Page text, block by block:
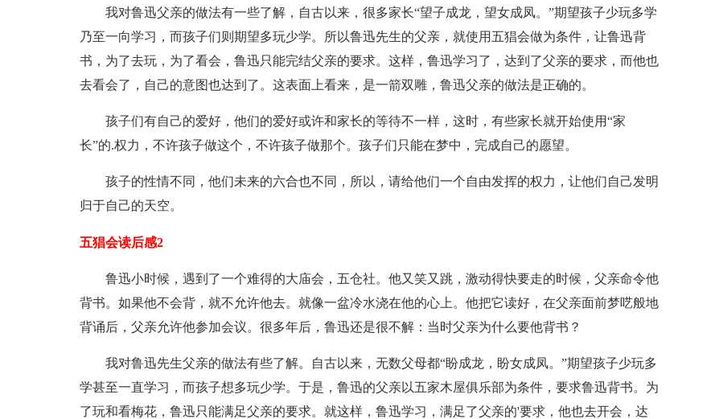
我对鲁迅父亲的做法有一些了解，自古以来，很多家长“望子成龙，望女成凤。”期望孩子少玩多学
乃至一向学习，而孩子们则期望多玩少学。所以鲁迅先生的父亲，就使用五猖会做为条件，让鲁迅背
书，为了去玩，为了看会，鲁迅只能完结父亲的要求。这样，鲁迅学习了，达到了父亲的要求，而他也
去看会了，自己的意图也达到了。这表面上看来，是一箭双雕，鲁迅父亲的做法是正确的。
孩子们有自己的爱好，他们的爱好或许和家长的等待不一样，这时，有些家长就开始使用“家
长”的.权力，不许孩子做这个，不许孩子做那个。孩子们只能在梦中，完成自己的愿望。
孩子的性情不同，他们未来的六合也不同，所以，请给他们一个自由发挥的权力，让他们自己发明
归于自己的天空。
五猖会读后感2
鲁迅小时候，遇到了一个难得的大庙会，五仓社。他又笑又跳，激动得快要走的时候，父亲命令他
背书。如果他不会背，就不允许他去。就像一盆冷水浇在他的心上。他把它读好，在父亲面前梦呓般地
背诵后，父亲允许他参加会议。很多年后，鲁迅还是很不解：当时父亲为什么要他背书？
我对鲁迅先生父亲的做法有些了解。自古以来，无数父母都“盼成龙，盼女成凤。”期望孩子少玩多
学甚至一直学习，而孩子想多玩少学。于是，鲁迅的父亲以五家木屋俱乐部为条件，要求鲁迅背书。为
了玩和看梅花，鲁迅只能满足父亲的要求。就这样，鲁迅学习，满足了父亲的'要求，他也去开会，达